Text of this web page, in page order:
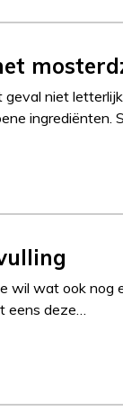
niet letterlijk
ingrediënten.
wil wat ook nog
eens deze…